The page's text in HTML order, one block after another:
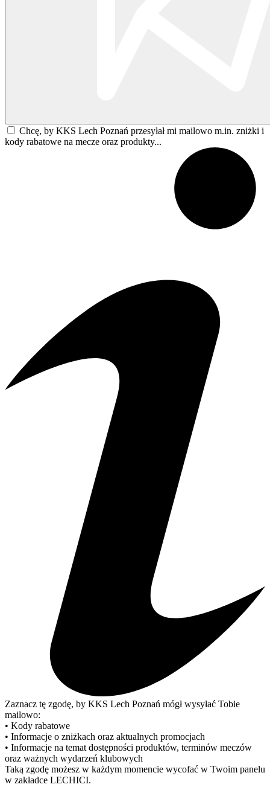
Chcę, by KKS Lech Poznań przesyłał mi mailowo m.in. zniżki i
kody rabatowe na mecze oraz produkty...
Zaznacz tę zgodę, by KKS Lech Poznań mógł wysyłać Tobie
mailowo:
• Kody rabatowe
• Informacje o zniżkach oraz aktualnych promocjach
• Informacje na temat dostępności produktów, terminów meczów
oraz ważnych wydarzeń klubowych
Taką zgodę możesz w każdym momencie wycofać w Twoim panelu
w zakładce LECHICI.